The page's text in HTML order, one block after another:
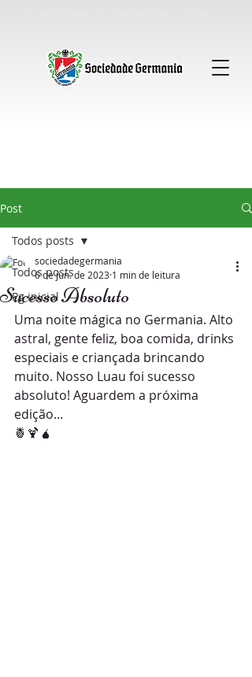
Post
Todos posts
Pg inicial
Todos posts
Sucesso Absoluto
sociedadegermania
6 de jun. de 2023 1 min de leitura
Uma noite mágica no Germania. Alto
astral, gente feliz, boa comida, drinks
especiais e criançada brincando
muito. Nosso Luau foi sucesso
absoluto! Aguardem a próxima
edição...
🍍🍹🧉